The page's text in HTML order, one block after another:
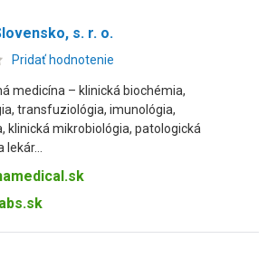
s. r. o.
Pridať hodnotenie
medicína – klinická biochémia,
transfuziológia, imunológia,
klinická mikrobiológia, patologická